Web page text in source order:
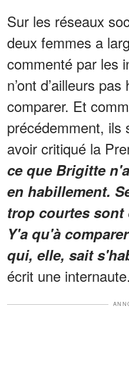
Sur les réseaux
deux femmes a
commenté par les
n’ont d’ailleurs
comparer. Et
précédemment, ils
avoir critiqué la
ce que Brigitte
en habillement.
trop courtes sont
Y'a qu'à
qui, elle, sait
écrit une internaute.